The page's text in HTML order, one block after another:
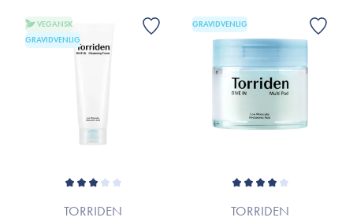
VEGANSK
GRAVIDVENLIG
TORRIDEN
GRAVIDVENLIG
TORRIDEN